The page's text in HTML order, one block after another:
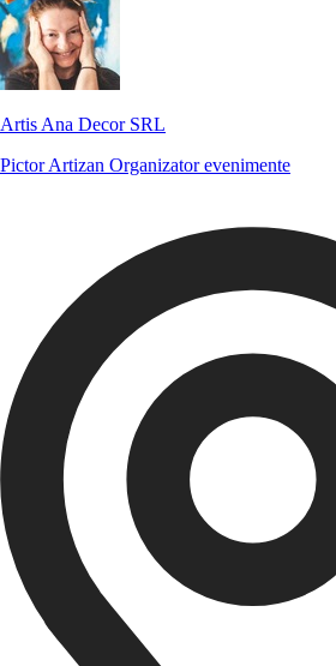
Artis Ana Decor SRL
PictorArtizan Organizator evenimente